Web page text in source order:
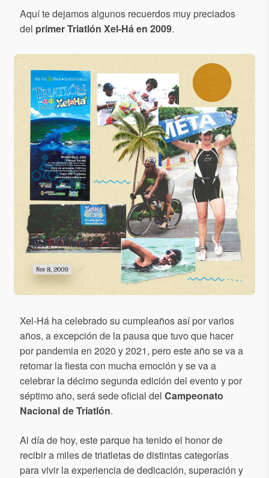
Aquí te dejamos algunos recuerdos muy preciados
del primer Triatlón Xel-Há en 2009.
Xel-Há ha celebrado su cumpleaños así por varios
años, a excepción de la pausa que tuvo que hacer
por pandemia en 2020 y 2021, pero este año se va a
retomar la fiesta con mucha emoción y se va a
celebrar la décimo segunda edición del evento y por
séptimo año, será sede oficial del Campeonato
Nacional de Triatlón.
Al día de hoy, este parque ha tenido el honor de
recibir a miles de triatletas de distintas categorías
para vivir la experiencia de dedicación, superación y